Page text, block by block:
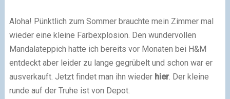
Aloha! Pünktlich zum Sommer brauchte mein Zimmer mal
wieder eine kleine Farbexplosion. Den wundervollen
Mandalateppich hatte ich bereits vor Monaten bei H&M
entdeckt aber leider zu lange gegrübelt und schon war er
ausverkauft. Jetzt findet man ihn wieder hier. Der kleine
runde auf der Truhe ist von Depot.